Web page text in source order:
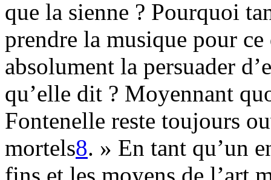
que la sienne ? Pourquoi
prendre la musique pour
absolument la persuader
qu’elle dit ? Moyennant
Fontenelle reste toujours
mortels8. » En tant qu’un
fins et les moyens de l’art